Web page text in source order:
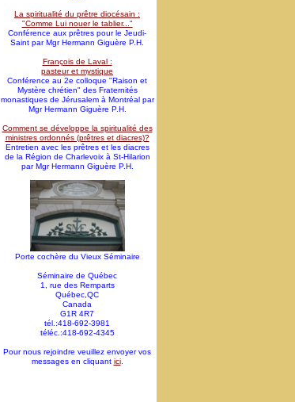
La spiritualité du prêtre diocésain :
"Comme Lui nouer le tablier..."
Conférence aux prêtres pour le Jeudi-
Saint par Mgr Hermann Giguère P.H.
François de Laval :
pasteur et mystique
Conférence au 2e colloque "Raison et
Mystère chrétien" des Fraternités
monastiques de Jérusalem à Montréal par
Mgr Hermann Giguère P.H.
Comment se développe la spiritualité des
ministres ordonnés (prêtres et diacres)?
Entretien avec les prêtres et les diacres
de la Région de Charlevoix à St-Hilarion
par Mgr Hermann Giguère P.H.
Porte cochère du Vieux Séminaire
Séminaire de Québec
1, rue des Remparts
Québec,QC
Canada
G1R 4R7
tél.:418-692-3981
téléc.:418-692-4345
Pour nous rejoindre veuillez envoyer vos
messages en cliquant ici.